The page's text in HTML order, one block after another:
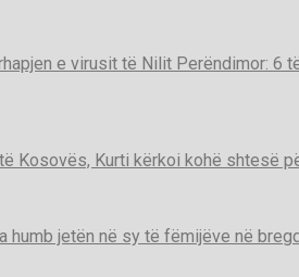
e virusit të Nilit Perëndimor: 6
Kosovës, Kurti kërkoi kohë shtesë
humb jetën në sy të fëmijëve në